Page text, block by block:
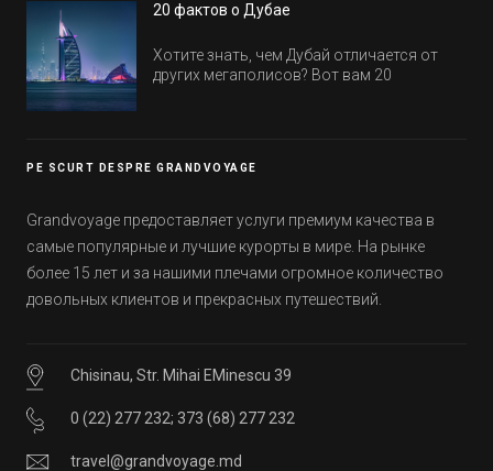
обычно на первые заезды дают промо-
20 фактов о Дубае
Хотите знать, чем Дубай отличается от
других мегаполисов? Вот вам 20
PE SCURT DESPRE GRANDVOYAGE
Grandvoyage предоставляет услуги премиум качества в
самые популярные и лучшие курорты в мире. На рынке
более 15 лет и за нашими плечами огромное количество
довольных клиентов и прекрасных путешествий.
Chisinau, Str. Mihai EMinescu 39
0 (22) 277 232; 373 (68) 277 232
travel@grandvoyage.md